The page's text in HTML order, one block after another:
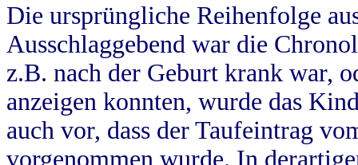
Die ursprüngliche Reihenfolge
Ausschlaggebend war die
z.B. nach der Geburt krank war,
anzeigen konnten, wurde das
auch vor, dass der Taufeintrag
vorgenommen wurde. In